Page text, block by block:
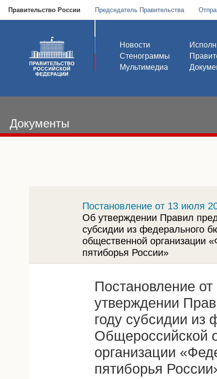
Правительство России Председатель Правительства
Новости
Стенограммы
Мультимедиа
Документы
Постановление от 13 июля
Об утверждении Правил
субсидии из федерального
общественной организации
пятиборья России»
Постановление
утверждении
году субсидии из
Общероссийской
организации
пятиборья